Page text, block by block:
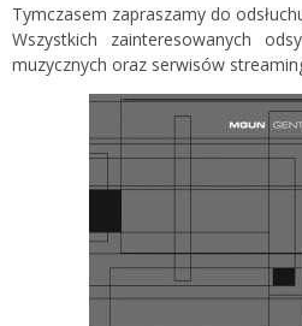
Tymczasem zapraszamy do
Wszystkich zainteresowanych
muzycznych oraz serwisów